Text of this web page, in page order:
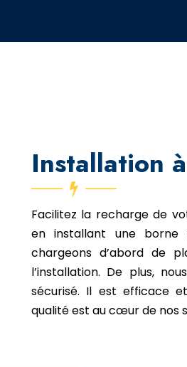
Installation
Facilitez la recharge de
en installant une borne
chargeons d’abord de
l’installation. De plus,
sécurisé. Il est efficace
qualité est au cœur de nos